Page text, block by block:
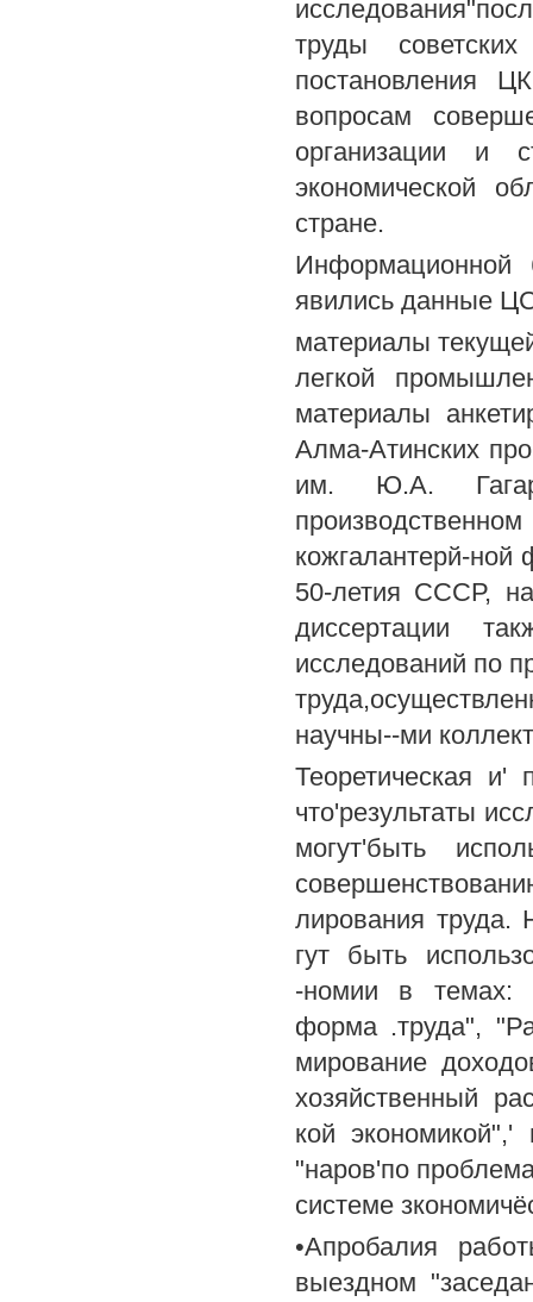
труды
постановления
вопросам
организации и
экономической
стране.
Информационной
явились данные
материалы
легкой
материалы
Алма-Атинских
им. Ю.А.
кожгалантерй-
50-летия СССР,
диссертации
исследований по
научны--ми
Теоретическая и'
что'результаты
могут'быть
лирования
гут быть
-номии в темах:
форма .труда",
мирование
хозяйственный
кой
"наров'по
системе
•Апробалия
выездном